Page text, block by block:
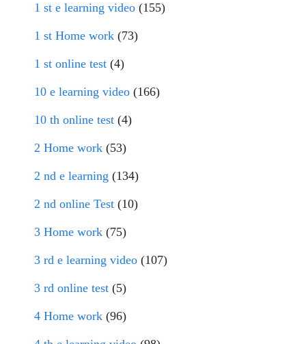
1 st e learning video (155)
1 st Home work (73)
1 st online test (4)
10 e learning video (166)
10 th online test (4)
2 Home work (53)
2 nd e learning (134)
2 nd online Test (10)
3 Home work (75)
3 rd e learning video (107)
3 rd online test (5)
4 Home work (96)